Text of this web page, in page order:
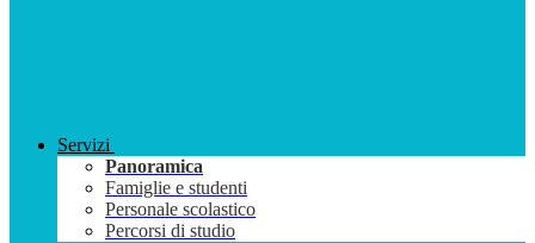
Servizi
Panoramica
Famiglie e studenti
Personale scolastico
Percorsi di studio